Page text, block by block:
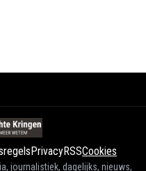
PrivacyRSSCookies
journalistiek, dagelijks, nieuws,